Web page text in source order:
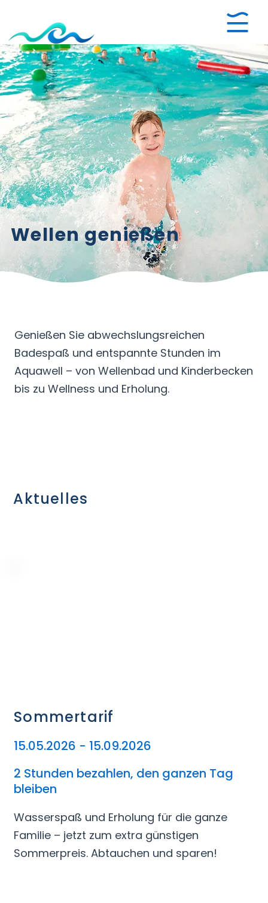
Wellen genießen
Genießen Sie abwechslungsreichen
Badespaß und entspannte Stunden im
Aquawell – von Wellenbad und Kinderbecken
bis zu Wellness und Erholung.
Aktuelles
Sommertarif
15.05.2026 - 15.09.2026
2 Stunden bezahlen, den ganzen Tag
bleiben
Wasserspaß und Erholung für die ganze
Familie – jetzt zum extra günstigen
Sommerpreis. Abtauchen und sparen!